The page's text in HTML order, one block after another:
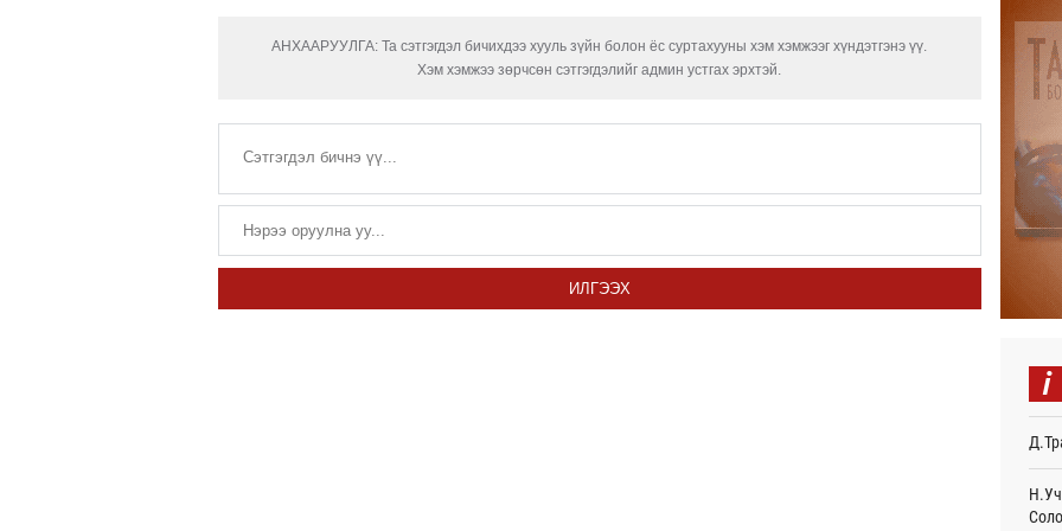
АНХААРУУЛГА: Та сэтгэгдэл бичихдээ хууль зүйн болон ёс суртахууны хэм хэмжээг хүндэтгэнэ үү.
Хэм хэмжээ зөрчсөн сэтгэгдэлийг админ устгах эрхтэй.
ИЛГЭЭХ
авна
Энэ
i